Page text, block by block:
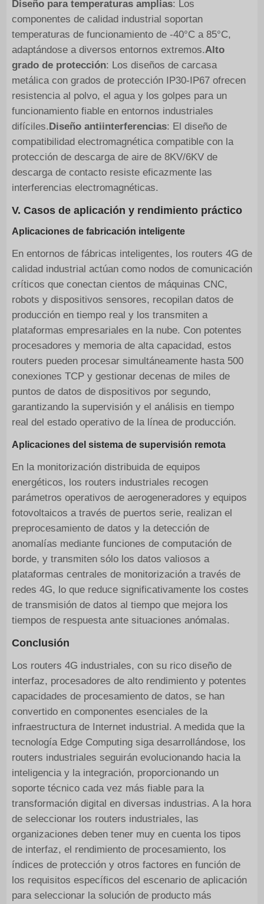
Diseño para temperaturas amplias: Los
componentes de calidad industrial soportan
temperaturas de funcionamiento de -40°C a 85°C,
adaptándose a diversos entornos extremos.Alto
grado de protección: Los diseños de carcasa
metálica con grados de protección IP30-IP67 ofrecen
resistencia al polvo, el agua y los golpes para un
funcionamiento fiable en entornos industriales
difíciles.Diseño antiinterferencias: El diseño de
compatibilidad electromagnética compatible con la
protección de descarga de aire de 8KV/6KV de
descarga de contacto resiste eficazmente las
interferencias electromagnéticas.
V. Casos de aplicación y rendimiento práctico
Aplicaciones de fabricación inteligente
En entornos de fábricas inteligentes, los routers 4G de
calidad industrial actúan como nodos de comunicación
críticos que conectan cientos de máquinas CNC,
robots y dispositivos sensores, recopilan datos de
producción en tiempo real y los transmiten a
plataformas empresariales en la nube. Con potentes
procesadores y memoria de alta capacidad, estos
routers pueden procesar simultáneamente hasta 500
conexiones TCP y gestionar decenas de miles de
puntos de datos de dispositivos por segundo,
garantizando la supervisión y el análisis en tiempo
real del estado operativo de la línea de producción.
Aplicaciones del sistema de supervisión remota
En la monitorización distribuida de equipos
energéticos, los routers industriales recogen
parámetros operativos de aerogeneradores y equipos
fotovoltaicos a través de puertos serie, realizan el
preprocesamiento de datos y la detección de
anomalías mediante funciones de computación de
borde, y transmiten sólo los datos valiosos a
plataformas centrales de monitorización a través de
redes 4G, lo que reduce significativamente los costes
de transmisión de datos al tiempo que mejora los
tiempos de respuesta ante situaciones anómalas.
Conclusión
Los routers 4G industriales, con su rico diseño de
interfaz, procesadores de alto rendimiento y potentes
capacidades de procesamiento de datos, se han
convertido en componentes esenciales de la
infraestructura de Internet industrial. A medida que la
tecnología Edge Computing siga desarrollándose, los
routers industriales seguirán evolucionando hacia la
inteligencia y la integración, proporcionando un
soporte técnico cada vez más fiable para la
transformación digital en diversas industrias. A la hora
de seleccionar los routers industriales, las
organizaciones deben tener muy en cuenta los tipos
de interfaz, el rendimiento de procesamiento, los
índices de protección y otros factores en función de
los requisitos específicos del escenario de aplicación
para seleccionar la solución de producto más